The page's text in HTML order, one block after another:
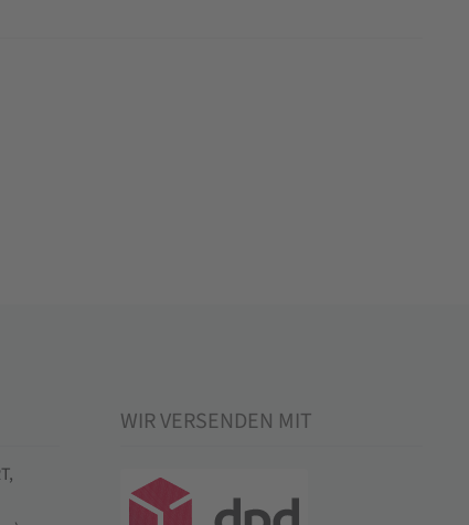
WIR VERSENDEN MIT